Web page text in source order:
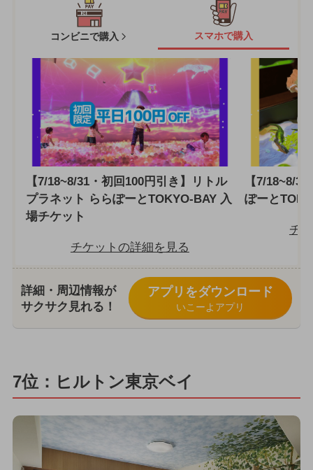
コンビニで購入 スマホで購入
【7/18~8/31・初回100円引き】リトル
プラネット ららぽーとTOKYO-BAY 入
場チケット
チケットの詳細を見る
【7/18~8/
ぽーと
チ
詳細・周辺情報が
サクサク見れる！
アプリをダウンロード
いこーよアプリ
7位：ヒルトン東京ベイ